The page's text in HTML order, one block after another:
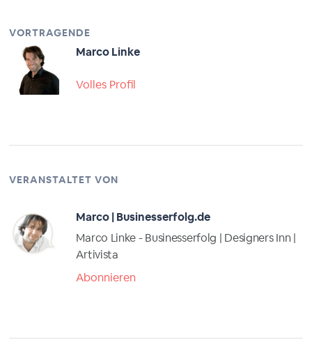
VORTRAGENDE
Marco Linke
Volles Profil
VERANSTALTET VON
Marco | Businesserfolg.de
Marco Linke - Businesserfolg | Designers Inn |
Artivista
Abonnieren